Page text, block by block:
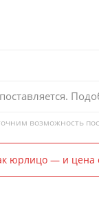
возможность
юрлицо — и цена